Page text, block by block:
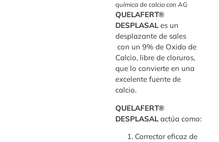
química de calcio con AG
QUELAFERT®
DESPLASAL es un
desplazante de sales
con un 9% de Oxido de
Calcio, libre de cloruros,
que lo convierte en una
excelente fuente de
calcio.
QUELAFERT®
DESPLASAL actúa como:
Corrector eficaz de